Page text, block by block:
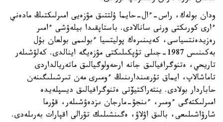
ودان بولەك، راس-ءال-حايما ۇلتتىق مۋزەيى امىرلىكتىڭ مادەني
ءارى كورىكتى ورنى سانالادى. باستاپقىدا بيلەۋشى ءامىر
رەزيدەنتسياسى، كەيىنىرەك پوليتسيا ءبولىمى بولعان بۇل
بەكىنىس 1987-جىلى تۇپكىلىكتى مۋزەيگە اينالدى. كەلۋشىلەر
تاريحي، ەتنوگرافيالىق جانە ارحەولوگيالىق ماتەريالداردى
تاماشالاپ، ايماق تۇرعىندارىنىڭ ءومىرى مەن تىرشىلىگىنەن
حاباردار بولادى. ينتەراكتيۆتى ەتنوگرافيالىق ديسپلەيدە
امىرلىكتەگى ءومىر، ءىنجۋ-مارجان ىزدەۋشىلەر، قۇرما
شارۋاشىلىعى، بالىق اۋلاۋ، ەگىنشىلىك تۋرالى اقپارات بەرىلەدى.